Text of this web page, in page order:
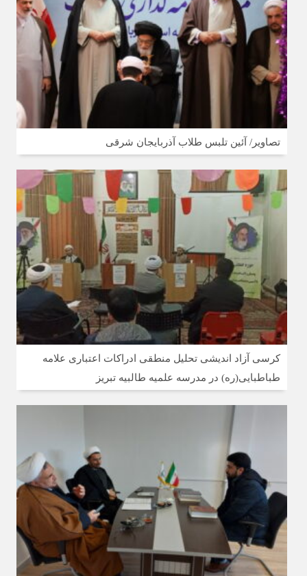
تصاویر/ آئین تلبس طلاب آذربایجان شرقی
کرسی آزاد اندیشی تحلیل منطقی ادراکات اعتباری علامه
طباطبایی(ره) در مدرسه علمیه طالبیه تبریز